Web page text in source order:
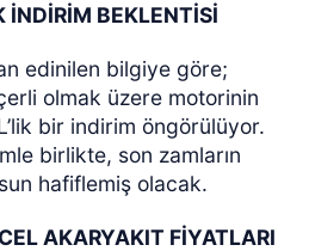
İNDİRİM BEKLENTİSİ
edinilen bilgiye göre;
olmak üzere motorinin
bir indirim öngörülüyor.
birlikte, son zamların
hafiflemiş olacak.
AKARYAKIT FİYATLARI